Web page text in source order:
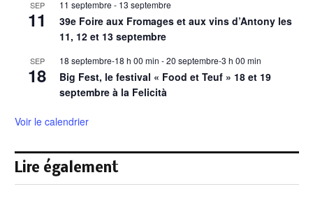
SEP
11
11 septembre - 13 septembre
39e Foire aux Fromages et aux vins d’Antony les
11, 12 et 13 septembre
SEP
18
18 septembre-18 h 00 min -20 septembre-3 h 00 min
Big Fest, le festival « Food et Teuf » 18 et 19
septembre à la Felicità
Voir le calendrier
Lire également